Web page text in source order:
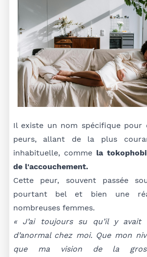
Il existe un nom spécifique pour
peurs, allant de la plus
inhabituelle, comme la
de l'accouchement.
Cette peur, souvent passée
pourtant bel et bien une
nombreuses femmes.
« J’ai toujours su qu’il y avait
d’anormal chez moi. Que mon
que ma vision de la